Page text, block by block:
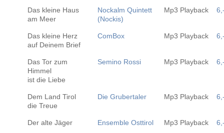
Das kleine Haus
am Meer
Nockalm Quintett
(Nockis)
Mp3 Playback
Das kleine Herz
auf Deinem Brief
ComBox Mp3 Playback
Das Tor zum
Himmel
ist die Liebe
Semino Rossi Mp3 Playback
Dem Land Tirol
die Treue
Die Grubertaler Mp3 Playback
Der alte Jäger Ensemble Osttirol Mp3 Playback